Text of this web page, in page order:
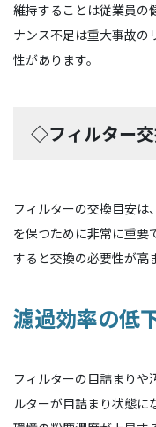
維持することは従業員の
ナンス不足は重大事故の
性があります。
◇フィルター
フィルターの交換目安は
を保つために非常に重要
すると交換の必要性が高
濾過効率の低
フィルターの目詰まりや
ルターが目詰まり状態に